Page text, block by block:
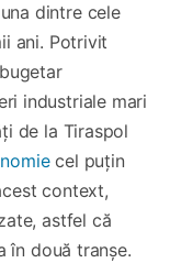
dintre cele
ani. Potrivit
industriale mari
de la Tiraspol
cel puțin
context,
astfel că
în două tranșe.